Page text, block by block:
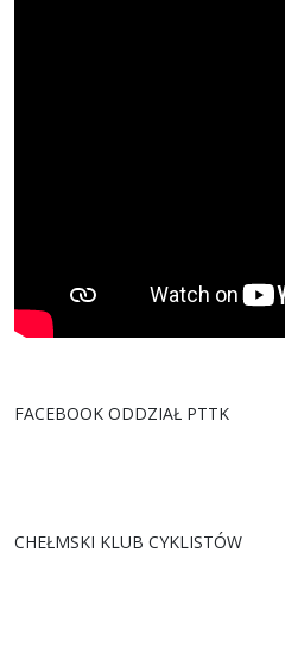
FACEBOOK ODDZIAŁ PTTK
CHEŁMSKI KLUB CYKLISTÓW